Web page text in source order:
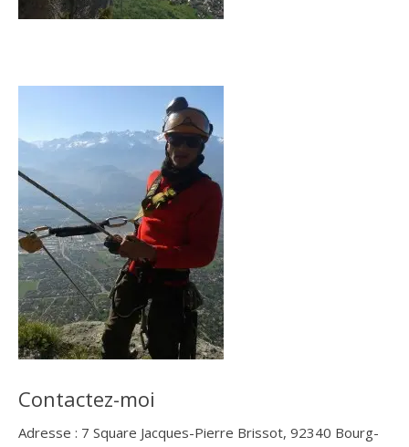
Contactez-moi
Adresse : 7 Square Jacques-Pierre Brissot, 92340 Bourg-